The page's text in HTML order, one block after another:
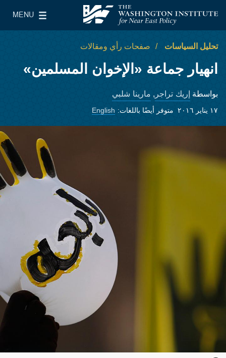
معهد واشنطن لسياسات الشرق الأدنى
MENU
Main Menu
تحليل السياسات صفحات رأي ومقالات
انهيار جماعة «الإخوان المسلمين»
بواسطة إريك تراجر, مارينا شلبي
١٧ يناير ٢٠١٦ متوفر أيضًا باللغات: English